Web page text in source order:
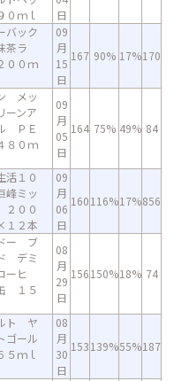
０ｍｌ
日
バック
茶ラ
０ｍ
09
月
15
日
167 90% 17%170
メッ
ーンア
ＰＥ
８０ｍ
09
月
05
日
164 75% 49% 84
活１０
ミッ
００
１２本
09
月
06
日
160116%17%856
ー ブ
デミ
ーヒ
１５
08
月
29
日
156150%18% 74
ト ヤ
ゴール
ｍｌ
08
月
30
日
153139%55%187